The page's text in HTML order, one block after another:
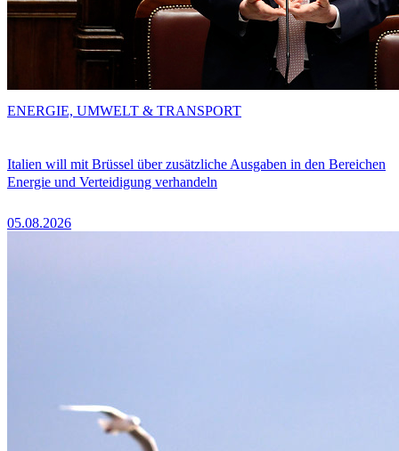
Italien will mit Brüssel über zusätzliche Ausgaben in den Bereichen
Energie und Verteidigung verhandeln
05.08.2026
ENERGIE, UMWELT & TRANSPORT